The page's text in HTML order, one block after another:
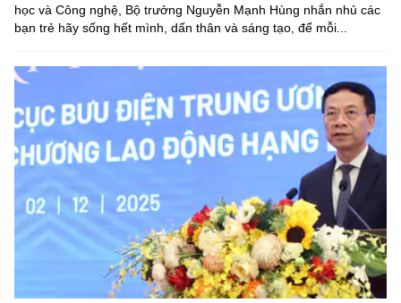
học và Công nghệ, Bộ trưởng Nguyễn Mạnh Hùng nhắn nhủ các
bạn trẻ hãy sống hết mình, dấn thân và sáng tạo, để mỗi...